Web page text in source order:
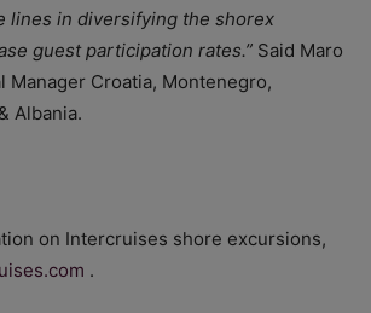
lines in diversifying the shorex
guest participation rates.” Said Maro
Manager Croatia, Montenegro,
Albania.
on Intercruises shore excursions,
.